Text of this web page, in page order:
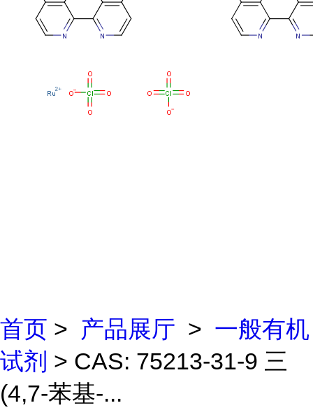
首页 > 产品展厅 > 一般有机
试剂 > CAS: 75213-31-9 三
(4,7-苯基-...